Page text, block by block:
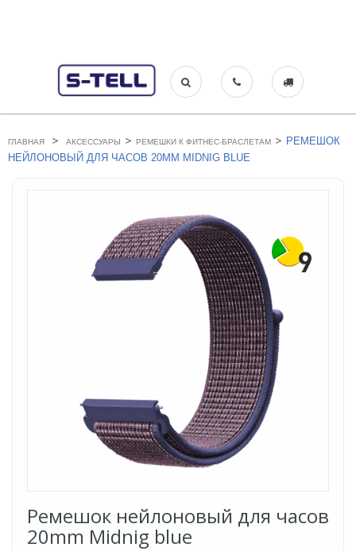
ГЛАВНАЯ > АКСЕССУАРЫ > РЕМЕШКИ К ФИТНЕС-БРАСЛЕТАМ > РЕМЕШОК
НЕЙЛОНОВЫЙ ДЛЯ ЧАСОВ 20MM MIDNIG BLUE
Ремешок нейлоновый для часов
20mm Midnig blue